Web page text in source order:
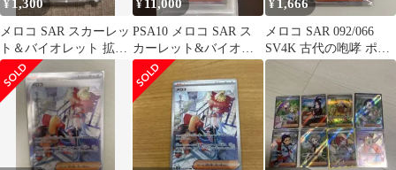
¥ 1,300
メロコ SAR スカーレッ
ト＆バイオレット 拡張
パック 古代の咆哮
092/066
¥ 11,000
PSA10 メロコ SAR ス
カーレット&バイオレ
ット 拡張パック 古代の
咆哮
¥ 1,666
メロコ SAR 092/066
SV4K 古代の咆哮 ポケ
モンカード